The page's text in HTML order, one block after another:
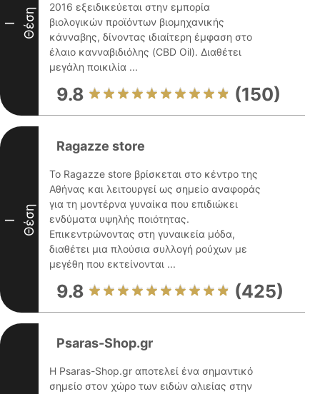
I Θέση
2016 εξειδικεύεται στην εμπορία
βιολογικών προϊόντων βιομηχανικής
κάνναβης, δίνοντας ιδιαίτερη έμφαση στο
έλαιο κανναβιδιόλης (CBD Oil). Διαθέτει
μεγάλη ποικιλία ...
9.8 (150)
I Θέση
Ragazze store
Το Ragazze store βρίσκεται στο κέντρο της
Αθήνας και λειτουργεί ως σημείο αναφοράς
για τη μοντέρνα γυναίκα που επιδιώκει
ενδύματα υψηλής ποιότητας.
Επικεντρώνοντας στη γυναικεία μόδα,
διαθέτει μια πλούσια συλλογή ρούχων με
μεγέθη που εκτείνονται ...
9.8 (425)
Psaras-Shop.gr
Η Psaras-Shop.gr αποτελεί ένα σημαντικό
σημείο στον χώρο των ειδών αλιείας στην